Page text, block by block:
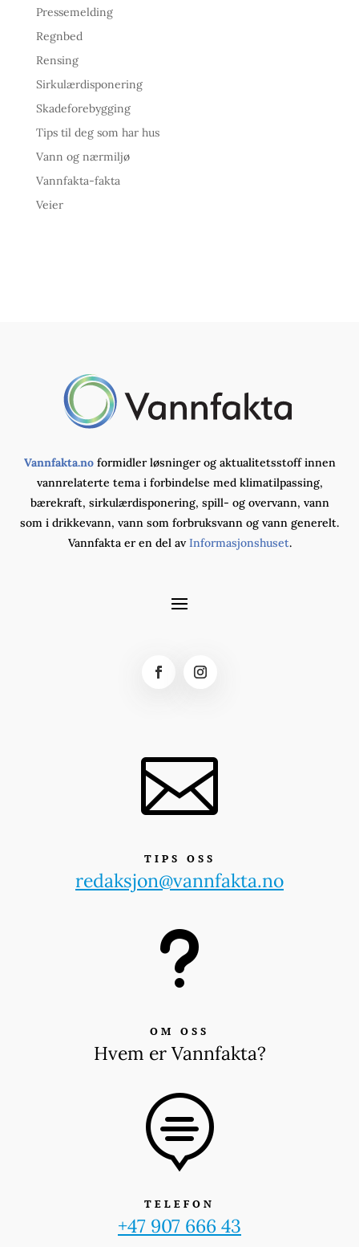
Pressemelding
Regnbed
Rensing
Sirkulærdisponering
Skadeforebygging
Tips til deg som har hus
Vann og nærmiljø
Vannfakta-fakta
Veier
Vannfakta.noformidler løsninger og aktualitetsstoff innen
vannrelaterte tema i forbindelse med klimatilpassing,
bærekraft, sirkulærdisponering, spill- og overvann, vann
som i drikkevann, vann som forbruksvann og vann generelt.
Vannfakta er en del av Informasjonshuset.

TIPS OSS
redaksjon@vannfakta.no
u
OM OSS
Hvem er Vannfakta?

TELEFON
+47 907 666 43